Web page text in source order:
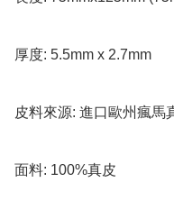
厚度: 5.5mm x 2.7mm
皮料來源: 進口歐州瘋馬
面料: 100%真皮